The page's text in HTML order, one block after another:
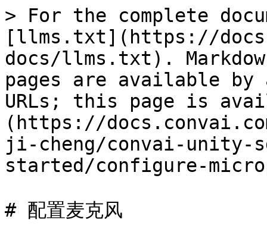
> For the complete
[llms.txt](https://
docs/llms.txt).
pages are available by
URLs; this page is
(https://
ji-cheng/convai-unity-
started/configure-
# 配置麦克风